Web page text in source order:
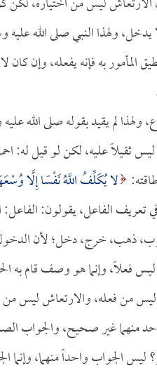
يدخل، ولهذا النبي صلى الله
المأمور به فإنه يفعله، وإن كان
ولهذا لم يقيد بقوله صلى الله
ثقيلاً عليه، لكن لو قيل له:
لا يُكَلِّفُ اللَّهُ نَفْسًا إِلَّا
تعريف الفاعل، يقولون:
ذهب، خرج، دخل؛ لأن
وإنما هو وصف قام به
من فعله، والارتعاش ليس من
منهما غير صحيح، والجواب
الجواب واحداً منهما، وإنما